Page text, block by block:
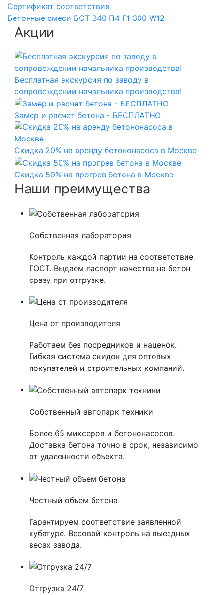
Сертификат соответствия
Бетонные смеси БСТ B40 П4 F1 300 W12
Акции
Бесплатная экскурсия по заводу в
сопровождении начальника производства!
Замер и расчет бетона - БЕСПЛАТНО
Скидка 20% на аренду бетононасоса в Москве
Скидка 50% на прогрев бетона в Москве
Наши преимущества
Собственная лаборатория
Контроль каждой партии на соответствие
ГОСТ. Выдаем паспорт качества на бетон
сразу при отгрузке.
Цена от производителя
Работаем без посредников и наценок.
Гибкая система скидок для оптовых
покупателей и строительных компаний.
Собственный автопарк техники
Более 65 миксеров и бетононасосов.
Доставка бетона точно в срок, независимо
от удаленности объекта.
Честный объем бетона
Гарантируем соответствие заявленной
кубатуре. Весовой контроль на выездных
весах завода.
Отгрузка 24/7